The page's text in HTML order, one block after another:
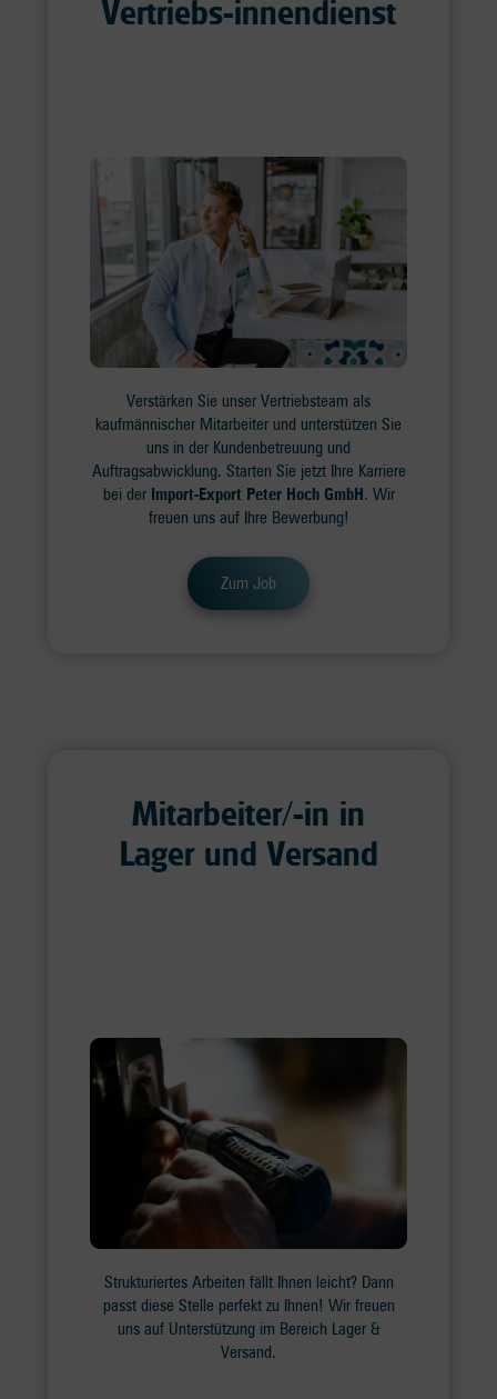
Vertriebs-innendienst
Verstärken Sie unser Vertriebsteam als
kaufmännischer Mitarbeiter und unterstützen Sie
uns in der Kundenbetreuung und
Auftragsabwicklung. Starten Sie jetzt Ihre Karriere
bei der Import-Export Peter Hoch GmbH. Wir
freuen uns auf Ihre Bewerbung!
Zum Job
Mitarbeiter/-in in
Lager und Versand
Strukturiertes Arbeiten fällt Ihnen leicht? Dann
passt diese Stelle perfekt zu Ihnen! Wir freuen
uns auf Unterstützung im Bereich Lager &
Versand.